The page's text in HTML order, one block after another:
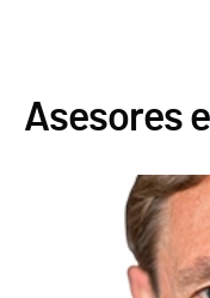
Asesores